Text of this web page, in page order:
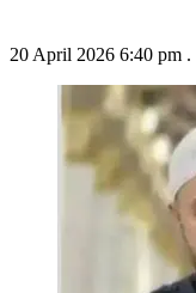
20 April 2026 6:40 pm .